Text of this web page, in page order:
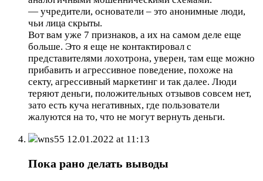
— учредители, основатели – это анонимные люди,
чьи лица скрыты.
Вот вам уже 7 признаков, а их на самом деле еще
больше. Это я еще не контактировал с
представителями лохотрона, уверен, там еще можно
прибавить и агрессивное поведение, похоже на
секту, агрессивный маркетинг и так далее. Люди
теряют деньги, положительных отзывов совсем нет,
зато есть куча негативных, где пользователи
жалуются на то, что не могут вернуть деньги.
wns55 12.01.2022 at 11:13
Пока рано делать выводы